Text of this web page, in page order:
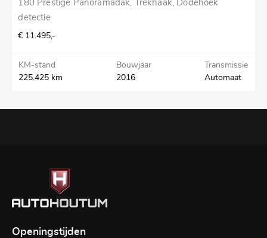
180 Prestige Panoramadak, Trekhaak, Dodehoek
detectie
€ 11.495,-
KM-stand
225.425 km
Bouwjaar
2016
Transmissie
Automaat
Openingstijden